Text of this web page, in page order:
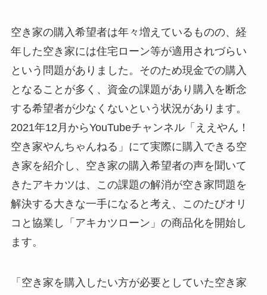
空き家の購入希望者は年々増えているものの、経
年した空き家には住宅ローン等が適用されづらい
という問題がありました。そのため現金での購入
となることが多く、資金の課題があり購入を断念
する希望者が少なくないという状況があります。
2021年12月からYouTubeチャンネル「ええやん！
空き家やんちゃんねる」にて実際に購入できる空
き家を紹介し、空き家の購入希望者の声を聞いて
きたアキカツは、この課題の解消が空き家問題を
解決する大きな一手になると考え、このたびオリ
コと協業し「アキカツローン」の商品化を開始し
ます。
「空き家を購入したい方が必要としていた空き家